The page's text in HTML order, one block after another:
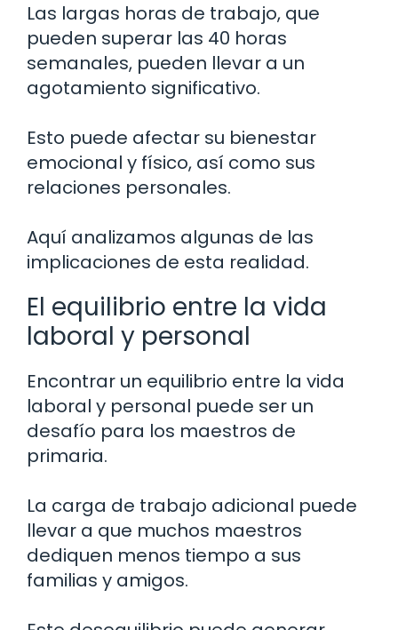
Las largas horas de trabajo, que
pueden superar las 40 horas
semanales, pueden llevar a un
agotamiento significativo.
Esto puede afectar su bienestar
emocional y físico, así como sus
relaciones personales.
Aquí analizamos algunas de las
implicaciones de esta realidad.
El equilibrio entre la vida
laboral y personal
Encontrar un equilibrio entre la vida
laboral y personal puede ser un
desafío para los maestros de
primaria.
La carga de trabajo adicional puede
llevar a que muchos maestros
dediquen menos tiempo a sus
familias y amigos.